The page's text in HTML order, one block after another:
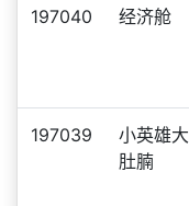
197040 经济舱
197039
小英雄大
肚腩